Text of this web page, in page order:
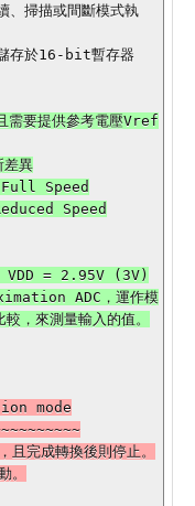
、掃描或間斷模式執
儲存於16-bit暫存器
需要提供參考電壓Vref
差異
VDD = 2.95V (3V)
ADC，運作模
mode
完成轉換後則停止。